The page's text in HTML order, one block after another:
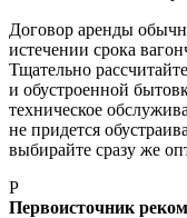
Договор аренды
истечении срока
Тщательно
и обустроенной
техническое
не придется
выбирайте сразу же
P
Первоисточник